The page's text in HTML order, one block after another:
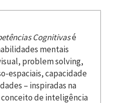
Cognitivasé
mentais
problem solving,
espaciais, capacidade
– inspiradas na
de inteligência